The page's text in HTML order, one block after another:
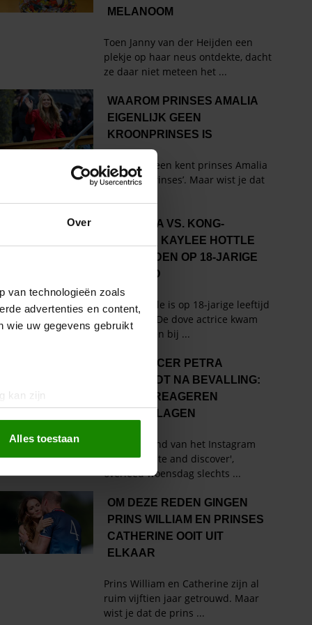
Over
van technologieën zoals
advertenties en content,
wie uw gegevens gebruikt
kan zijn
te bieden en om ons
partners voor social
die u aan ze heeft
met onze cookies als u
Alles toestaan